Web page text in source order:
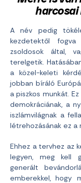
A név pedig
kezdetektől
zsoldosok által,
terelgetik.
a közel-keleti
jobban bíráló
a piszkos munkát.
demokráciának, a
iszlámvilágnak a
létrehozásának ez a
Ehhez a tervhez az
legyen, meg kell
generált
emberekkel, hogy